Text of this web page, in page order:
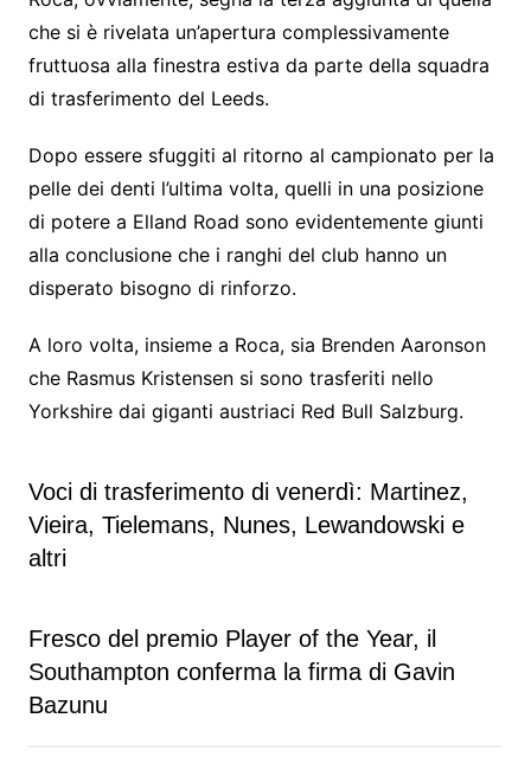
che si è rivelata un’apertura complessivamente
fruttuosa alla finestra estiva da parte della squadra
di trasferimento del Leeds.
Dopo essere sfuggiti al ritorno al campionato per la
pelle dei denti l’ultima volta, quelli in una posizione
di potere a Elland Road sono evidentemente giunti
alla conclusione che i ranghi del club hanno un
disperato bisogno di rinforzo.
A loro volta, insieme a Roca, sia Brenden Aaronson
che Rasmus Kristensen si sono trasferiti nello
Yorkshire dai giganti austriaci Red Bull Salzburg.
Voci di trasferimento di venerdì: Martinez,
Vieira, Tielemans, Nunes, Lewandowski e
altri
Fresco del premio Player of the Year, il
Southampton conferma la firma di Gavin
Bazunu